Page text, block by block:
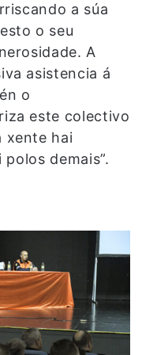
a súa
o seu
A
asistencia á
o
este colectivo
xente hai
demais”.